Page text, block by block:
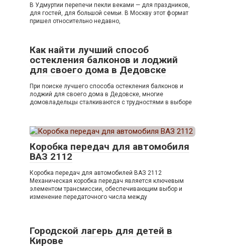
В Удмуртии перепечи пекли веками — для праздников,
для гостей, для большой семьи. В Москву этот формат
пришел относительно недавно,
Как найти лучший способ
остекления балконов и лоджий
для своего дома в Дедовске
При поиске лучшего способа остекления балконов и
лоджий для своего дома в Дедовске, многие
домовладельцы сталкиваются с трудностями в выборе
Коробка передач для автомобиля
ВАЗ 2112
Коробка передач для автомобилей ВАЗ 2112
Механическая коробка передач является ключевым
элементом трансмиссии, обеспечивающим выбор и
изменение передаточного числа между
Городской лагерь для детей в
Кирове